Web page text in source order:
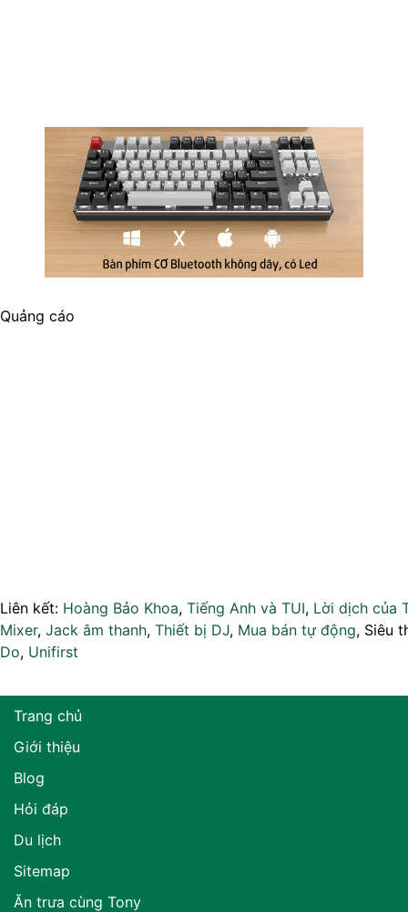
Quảng cáo
Liên kết: Hoàng Bảo Khoa, Tiếng Anh và TUI, Lời dịch của
Mixer, Jack âm thanh, Thiết bị DJ, Mua bán tự động, Siêu
Do, Unifirst
Trang chủ
Giới thiệu
Blog
Hỏi đáp
Du lịch
Sitemap
Ăn trưa cùng Tony